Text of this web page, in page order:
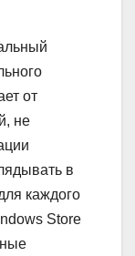
от
не
в
каждого
Store